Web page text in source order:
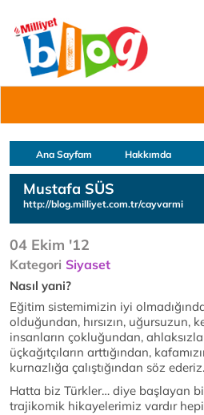
Ana Sayfam Hakkımda
Mustafa SÜS
http://blog.milliyet.com.tr/cayvarmi
04 Ekim '12
Kategori Siyaset
Nasıl yani?
Eğitim sistemimizin iyi
olduğundan, hırsızın, uğursuzun,
insanların çokluğundan,
üçkağıtçıların arttığından,
kurnazlığa çalıştığından söz ederiz.
Hatta biz Türkler… diye başlayan
trajikomik hikayelerimiz vardır